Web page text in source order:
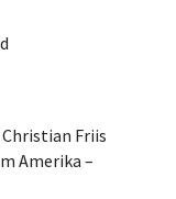
Friis
Amerika –